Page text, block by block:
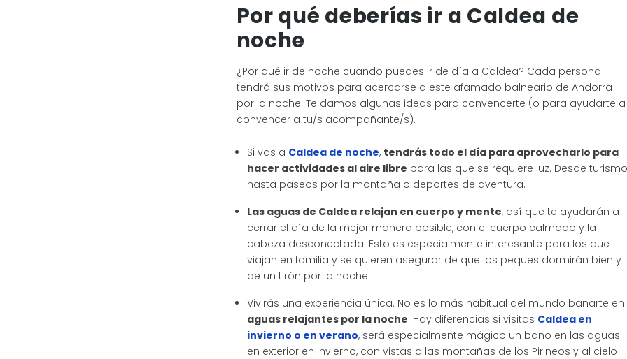
Por qué deberías ir a Caldea de
noche
¿Por qué ir de noche cuando puedes ir de día a Caldea? Cada persona
tendrá sus motivos para acercarse a este afamado balneario de Andorra
por la noche. Te damos algunas ideas para convencerte (o para ayudarte a
convencer a tu/s acompañante/s).
Si vas a Caldea de noche, tendrás todo el día para aprovecharlo para
hacer actividades al aire libre para las que se requiere luz. Desde
hasta paseos por la montaña o deportes de aventura.
Las aguas de Caldea relajan en cuerpo y mente, así que te ayudarán a
cerrar el día de la mejor manera posible, con el cuerpo calmado y la
cabeza desconectada. Esto es especialmente interesante para los que
viajan en familia y se quieren asegurar de que los peques dormirán bien y
de un tirón por la noche.
Vivirás una experiencia única. No es lo más habitual del mundo bañarte en
aguas relajantes por la noche. Hay diferencias si visitas Caldea en
invierno o en verano, será especialmente mágico un baño en las aguas
en exterior en invierno, con vistas a las montañas de los Pirineos y al cielo